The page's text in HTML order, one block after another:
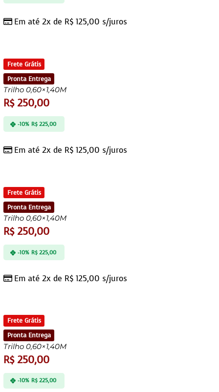
Em até 2x de R$ 125,00 s/juros
Frete Grátis
Pronta Entrega
Trilho 0,60×1,40M
R$250,00
Em até 2x de R$ 125,00 s/juros
-10% R$225,00
Frete Grátis
Pronta Entrega
Trilho 0,60×1,40M
R$250,00
Em até 2x de R$ 125,00 s/juros
-10% R$225,00
Frete Grátis
Pronta Entrega
Trilho 0,60×1,40M
R$250,00
-10% R$225,00